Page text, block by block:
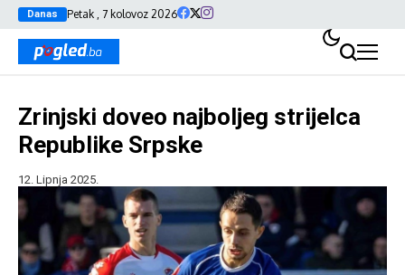
Danas Petak , 7 kolovoz 2026
Zrinjski doveo najboljeg strijelca
Republike Srpske
12. Lipnja 2025.